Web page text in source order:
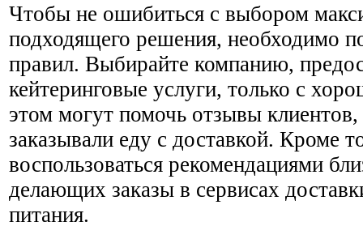
Чтобы не ошибиться с выбором
подходящего решения, необходимо
правил. Выбирайте компанию,
кейтеринговые услуги, только с
этом могут помочь отзывы
заказывали еду с доставкой. Кроме
воспользоваться рекомендациями
делающих заказы в сервисах
питания.